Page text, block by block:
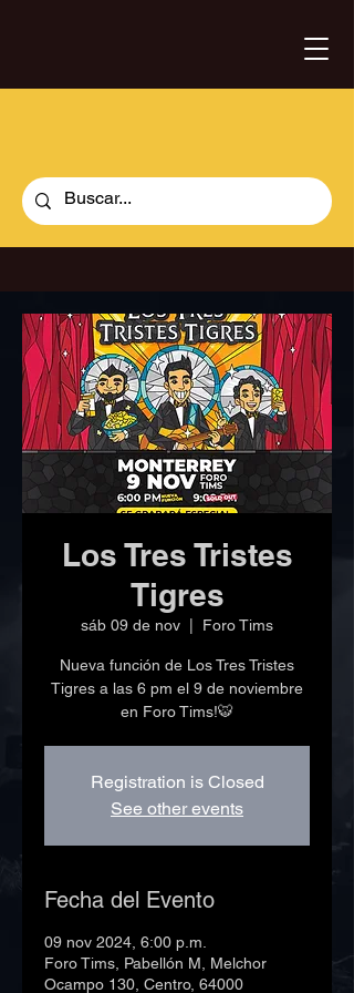
Los Tres Tristes
Tigres
sáb 09 de nov Foro Tims
Nueva función de Los Tres Tristes
Tigres a las 6 pm el 9 de noviembre
en Foro Tims!🐯
Registration is Closed
See other events
Fecha del Evento
09 nov 2024, 6:00 p.m.
Foro Tims, Pabellón M, Melchor
Ocampo 130, Centro, 64000